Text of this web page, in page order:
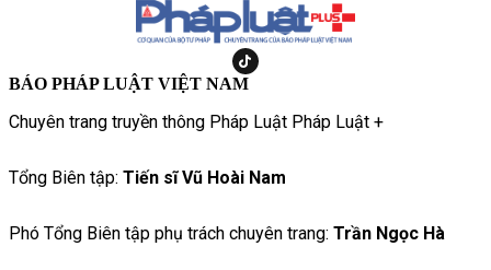
BÁO PHÁP LUẬT VIỆT NAM
Chuyên trang truyền thông Pháp Luật Pháp Luật +
Tổng Biên tập: Tiến sĩ Vũ Hoài Nam
Phó Tổng Biên tập phụ trách chuyên trang: Trần Ngọc Hà